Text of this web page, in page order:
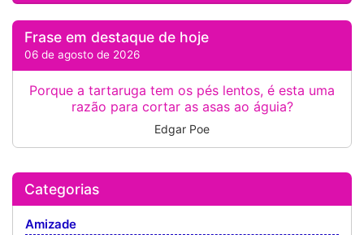
Frase em destaque de hoje
06 de agosto de 2026
Porque a tartaruga tem os pés lentos, é esta uma
razão para cortar as asas ao águia?
Edgar Poe
Categorias
Amizade